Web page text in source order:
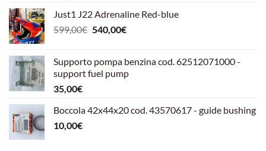
Just1 J22 Adrenaline Red-blue
599,00€ Il
era:
599,00€.
540,00€Il
è:
540,00€.
Supporto pompa benzina cod. 62512071000 -
support fuel pump
35,00€
Boccola 42x44x20 cod. 43570617 - guide bushing
10,00€